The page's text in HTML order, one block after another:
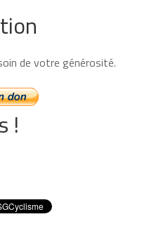
de votre générosité.
!